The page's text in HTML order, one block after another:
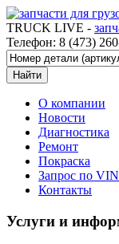
TRUCK LIVE -
Телефон: 8 (473)
О компании
Новости
Диагностика
Ремонт
Покраска
Запрос по VIN
Контакты
Услуги и